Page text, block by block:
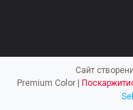
Сайт
Premium Color |